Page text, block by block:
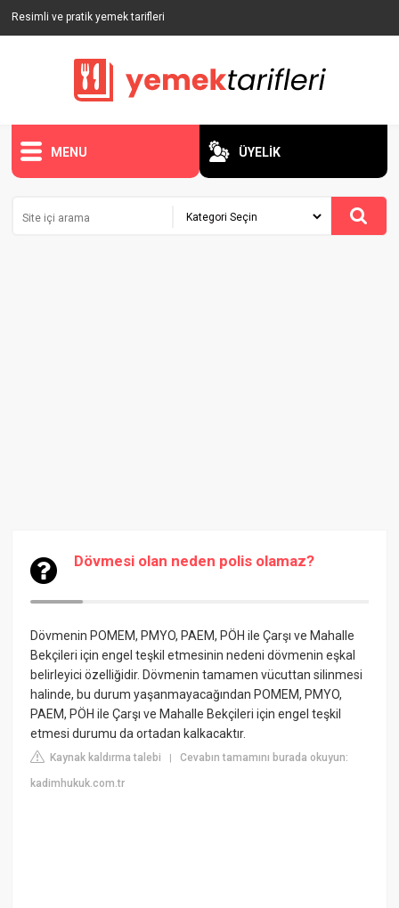
Resimli ve pratik yemek tarifleri
MENU ÜYELİK
Dövmesi olan neden polis olamaz?
Dövmenin POMEM, PMYO, PAEM, PÖH ile Çarşı ve Mahalle
Bekçileri için engel teşkil etmesinin nedeni dövmenin eşkal
belirleyici özelliğidir. Dövmenin tamamen vücuttan silinmesi
halinde, bu durum yaşanmayacağından POMEM, PMYO,
PAEM, PÖH ile Çarşı ve Mahalle Bekçileri için engel teşkil
etmesi durumu da ortadan kalkacaktır.
Kaynak kaldırma talebi |Cevabın tamamını burada okuyun:
kadimhukuk.com.tr